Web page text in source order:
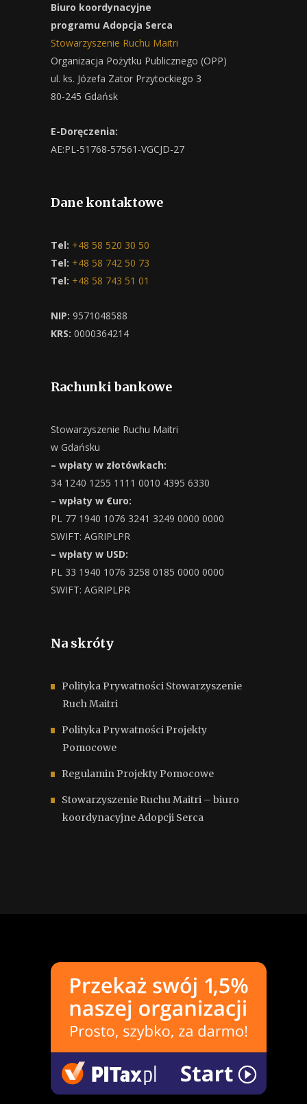
Biuro koordynacyjne
programu Adopcja Serca
Stowarzyszenie Ruchu Maitri
Organizacja Pożytku Publicznego (OPP)
ul. ks. Józefa Zator Przytockiego 3
80-245 Gdańsk
E-Doręczenia:
AE:PL-51768-57561-VGCJD-27
Dane kontaktowe
Tel: +48 58 520 30 50
Tel: +48 58 742 50 73
Tel: +48 58 743 51 01
NIP: 9571048588
KRS: 0000364214
Rachunki bankowe
Stowarzyszenie Ruchu Maitri
w Gdańsku
– wpłaty w złotówkach:
34 1240 1255 1111 0010 4395 6330
– wpłaty w €uro:
PL 77 1940 1076 3241 3249 0000 0000
SWIFT: AGRIPLPR
– wpłaty w USD:
PL 33 1940 1076 3258 0185 0000 0000
SWIFT: AGRIPLPR
Na skróty
Polityka Prywatności Stowarzyszenie
Ruch Maitri
Polityka Prywatności Projekty
Pomocowe
Regulamin Projekty Pomocowe
Stowarzyszenie Ruchu Maitri – biuro
koordynacyjne Adopcji Serca